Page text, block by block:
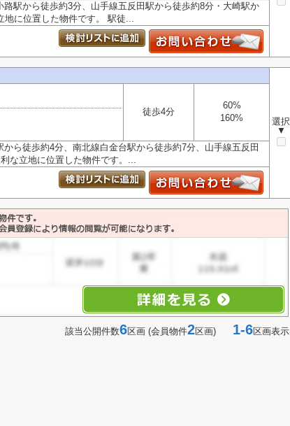
駅から徒歩約3分、山手線五反田駅から徒歩約8分・大崎駅か
地に位置した物件です。 駅徒...
選択
▼
徒歩4分
60%
160%
ら徒歩約4分、南北線白金台駅から徒歩約7分、山手線五反田
な立地に位置した物件です。...
該当公開件数6区画 (会員物件2区画) 1-6区画表示